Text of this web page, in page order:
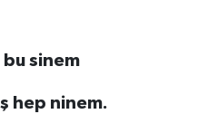
bu sinem
hep ninem.